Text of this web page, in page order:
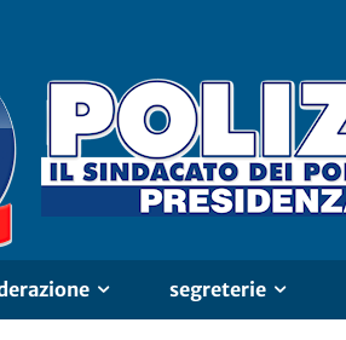
segreterie